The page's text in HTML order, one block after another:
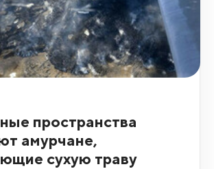
пространства
амурчане,
сухую траву